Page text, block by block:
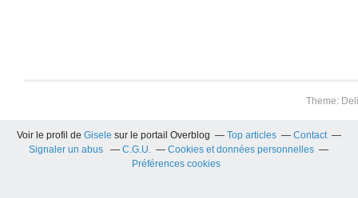
Theme:
Voir le profil de Gisele sur le portail Overblog Top articles
Contact
Signaler un abus
C.G.U.
Cookies et données personnelles
Préférences cookies